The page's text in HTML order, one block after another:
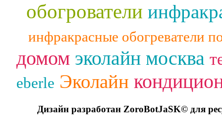
обогрователи
инфракрасные обогреватели
домом эколайн москва
eberle Эколайн
Дизайн разработан ZoroBotJaSK© для